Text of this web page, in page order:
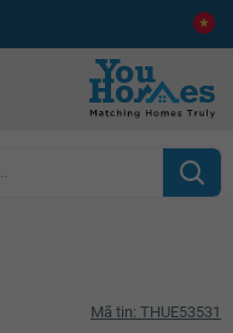
Mã tin: THUE53531